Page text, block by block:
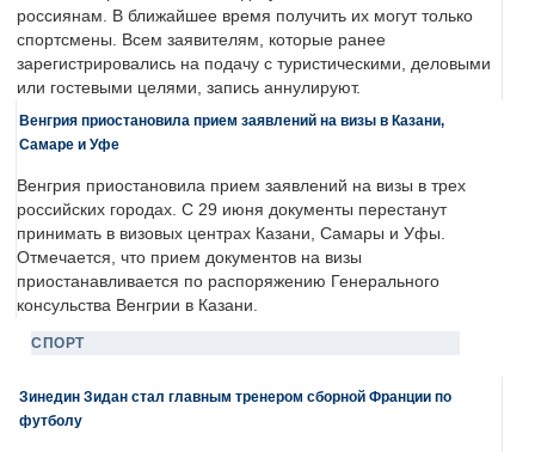
россиянам. В ближайшее время получить их могут только
спортсмены. Всем заявителям, которые ранее
зарегистрировались на подачу с туристическими, деловыми
или гостевыми целями, запись аннулируют.
Венгрия приостановила прием заявлений на визы в Казани,
Самаре и Уфе
Венгрия приостановила прием заявлений на визы в трех
российских городах. С 29 июня документы перестанут
принимать в визовых центрах Казани, Самары и Уфы.
Отмечается, что прием документов на визы
приостанавливается по распоряжению Генерального
консульства Венгрии в Казани.
СПОРТ
Зинедин Зидан стал главным тренером сборной Франции по
футболу